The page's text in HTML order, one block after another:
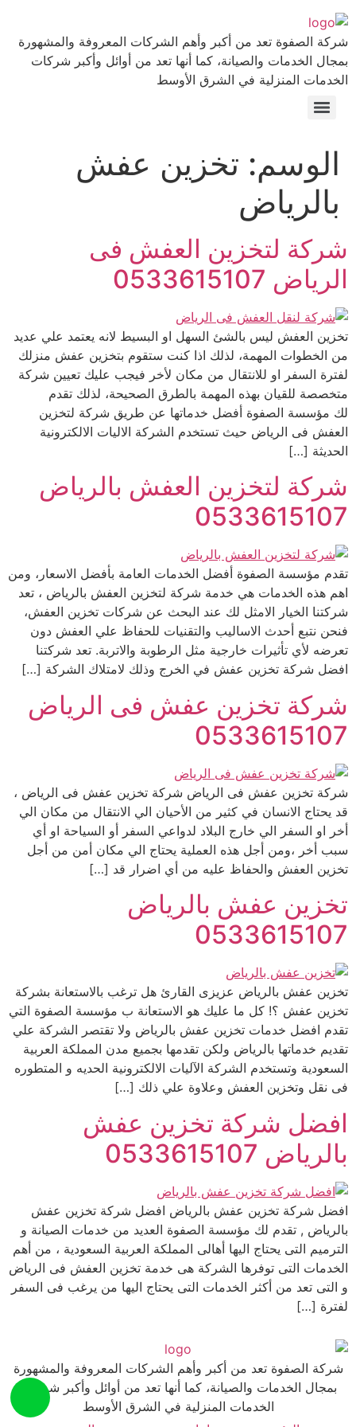
شركة الصفوة تعد من أكبر وأهم الشركات المعروفة والمشهورة
بمجال الخدمات والصيانة، كما أنها تعد من أوائل وأكبر شركات
الخدمات المنزلية في الشرق الأوسط
الوسم: تخزين عفش
بالرياض
شركة لتخزين العفش فى
الرياض 0533615107
تخزين العفش ليس بالشئ السهل او البسيط لانه يعتمد علي عديد
من الخطوات المهمة، لذلك اذا كنت ستقوم بتخزين عفش منزلك
لفترة السفر او للانتقال من مكان لأخر فيجب عليك تعيين شركة
متخصصة للقيان بهذه المهمة بالطرق الصحيحة، لذلك تقدم
لك مؤسسة الصفوة أفضل خدماتها عن طريق شركة لتخزين
العفش فى الرياض حيث تستخدم الشركة الاليات الالكترونية
الحديثة […]
شركة لتخزين العفش بالرياض
0533615107
تقدم مؤسسة الصفوة أفضل الخدمات العامة بأفضل الاسعار، ومن
اهم هذه الخدمات هي خدمة شركة لتخزين العفش بالرياض ، تعد
شركتنا الخيار الامثل لك عند البحث عن شركات تخزين العفش،
فنحن نتبع أحدث الاساليب والتقنيات للحفاظ علي العفش دون
تعرضه لأي تأثيرات خارجية مثل الرطوبة والاتربة. تعد شركتنا
افضل شركة تخزين عفش في الخرج وذلك لامتلاك الشركة […]
شركة تخزين عفش فى الرياض
0533615107
شركة تخزين عفش فى الرياض شركة تخزين عفش فى الرياض ،
قد يحتاج الانسان في كثير من الأحيان الي الانتقال من مكان الي
أخر او السفر الي خارج البلاد لدواعي السفر أو السياحة او أي
سبب أخر ،ومن أجل هذه العملية يحتاج الي مكان أمن من أجل
تخزين العفش والحفاظ عليه من أي اضرار قد […]
تخزين عفش بالرياض
0533615107
تخزين عفش بالرياض عزيزى القارئ هل ترغب بالاستعانة بشركة
تخزين عفش ؟! كل ما عليك هو الاستعانة ب مؤسسة الصفوة التي
تقدم افضل خدمات تخزين عفش بالرياض ولا تقتصر الشركة علي
تقديم خدماتها بالرياض ولكن تقدمها بجميع مدن المملكة العربية
السعودية وتستخدم الشركة الآليات الالكترونية الحديه و المتطوره
فى نقل وتخزين العفش وعلاوة علي ذلك […]
افضل شركة تخزين عفش
بالرياض 0533615107
افضل شركة تخزين عفش بالرياض افضل شركة تخزين عفش
بالرياض , تقدم لك مؤسسة الصفوة العديد من خدمات الصيانة و
الترميم التى يحتاج اليها أهالى المملكة العربية السعودية ، من أهم
الخدمات التى توفرها الشركة هى خدمة تخزين العفش فى الرياض
و التى تعد من أكثر الخدمات التى يحتاج اليها من يرغب فى السفر
لفترة […]
شركة الصفوة تعد من أكبر وأهم الشركات المعروفة والمشهورة
بمجال الخدمات والصيانة، كما أنها تعد من أوائل وأكبر شركات
الخدمات المنزلية في الشرق الأوسط